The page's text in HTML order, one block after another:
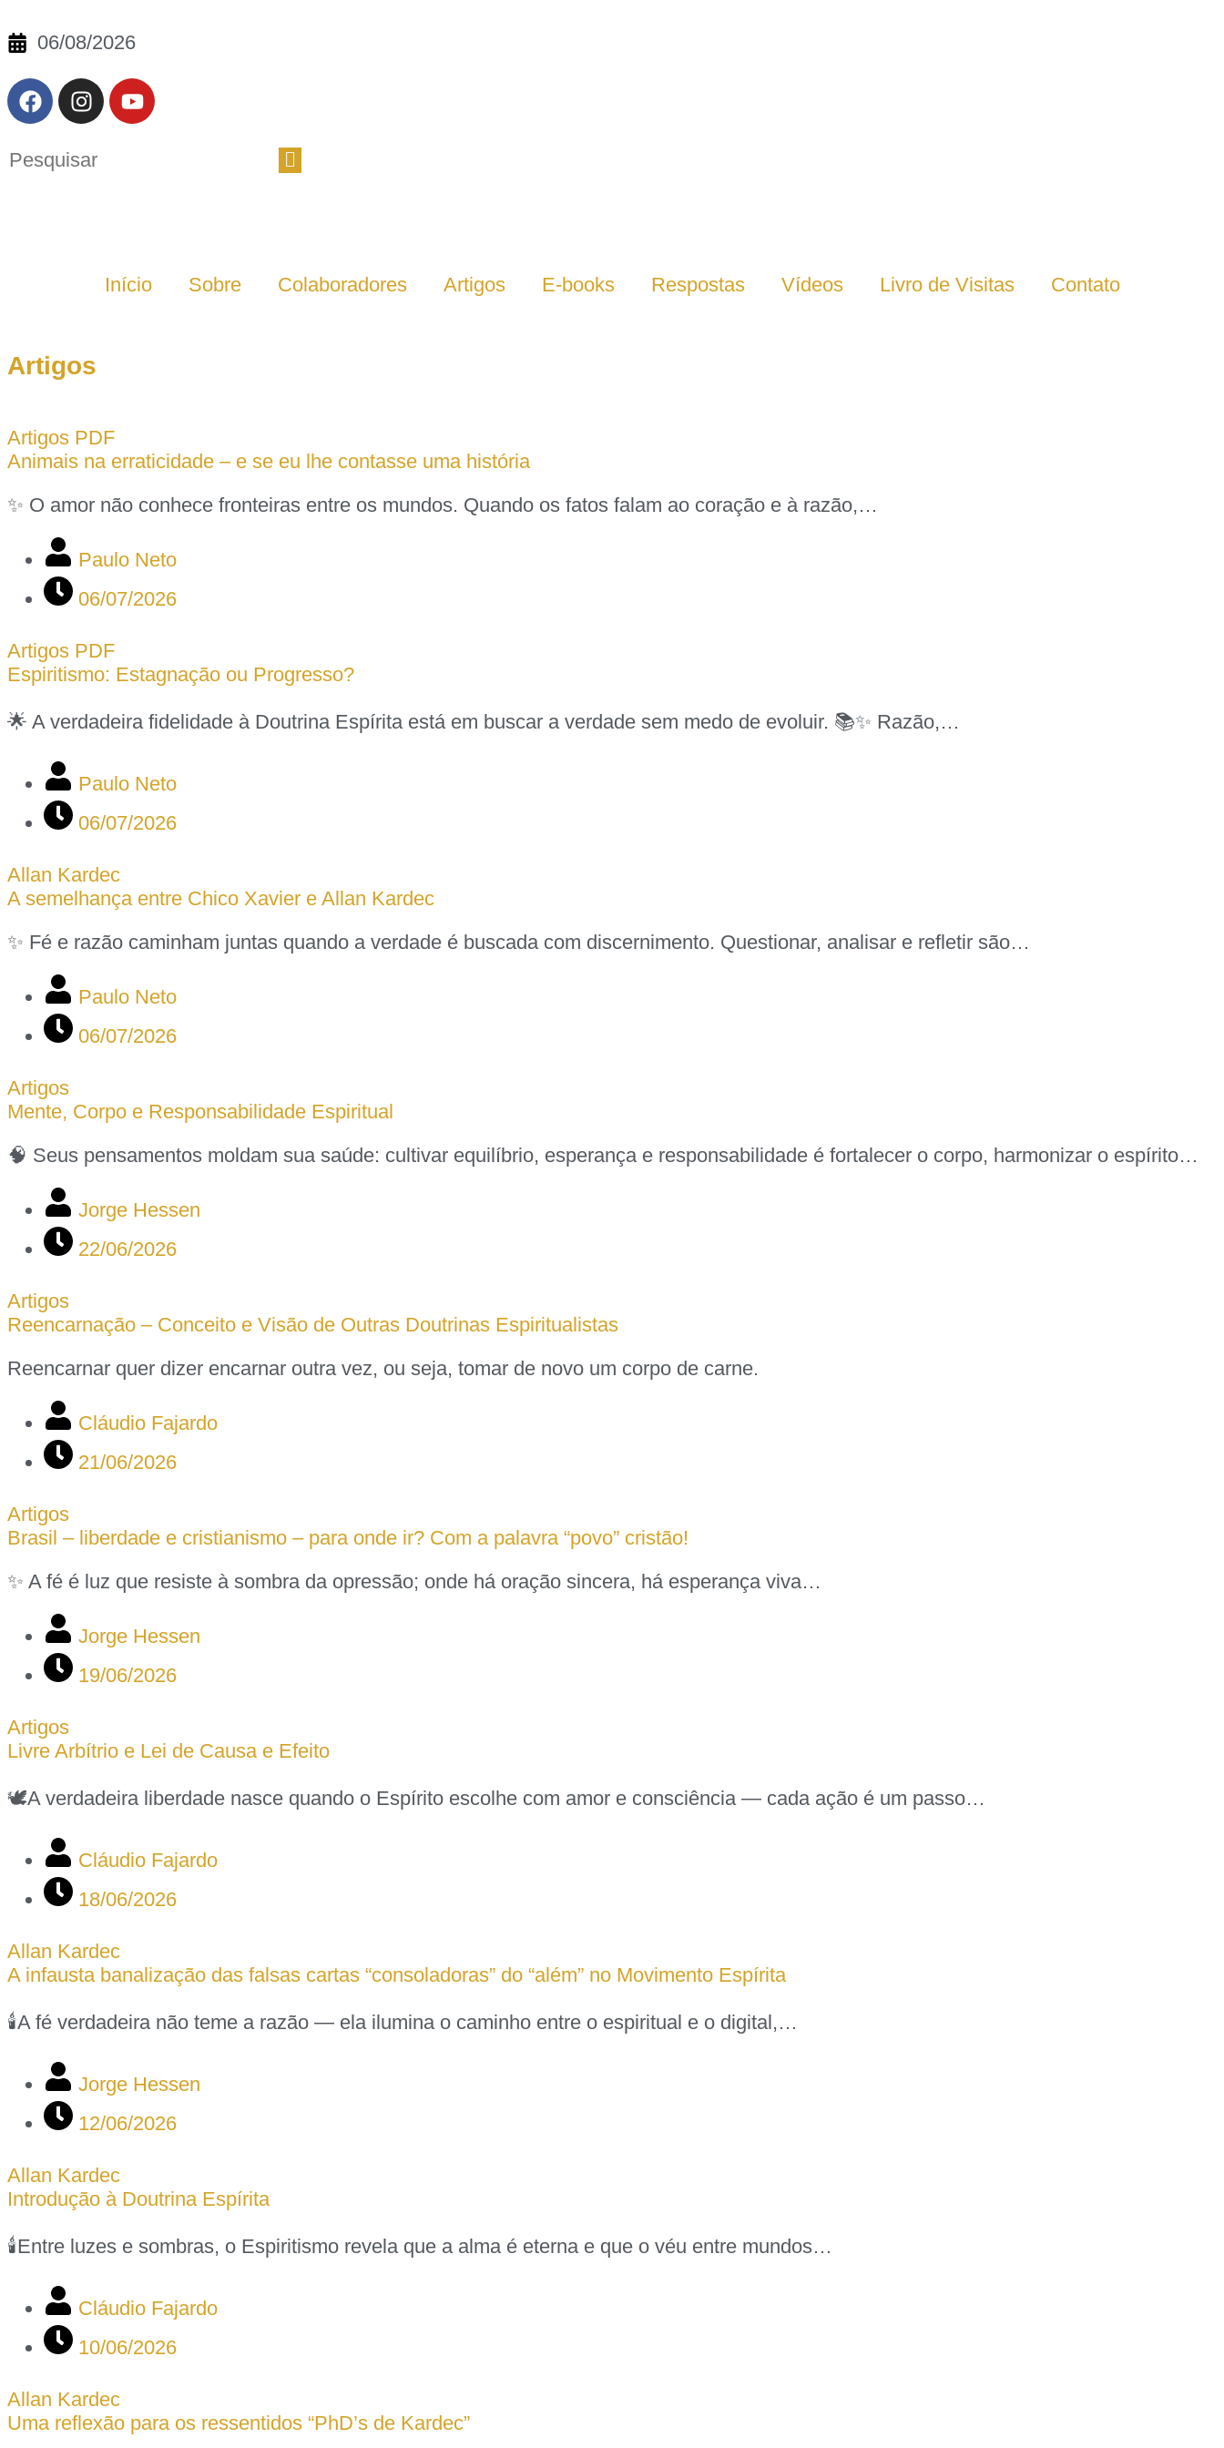
06/08/2026
Início Sobre Colaboradores Artigos E-books Respostas Vídeos Livro de Visitas Contato
Artigos
Artigos PDF
Animais na erraticidade – e se eu lhe contasse uma história
✨ O amor não conhece fronteiras entre os mundos. Quando os fatos falam ao coração e à razão,…
Paulo Neto
06/07/2026
Artigos PDF
Espiritismo: Estagnação ou Progresso?
🌟 A verdadeira fidelidade à Doutrina Espírita está em buscar a verdade sem medo de evoluir. 📚✨ Razão,…
Paulo Neto
06/07/2026
Allan Kardec
A semelhança entre Chico Xavier e Allan Kardec
✨ Fé e razão caminham juntas quando a verdade é buscada com discernimento. Questionar, analisar e refletir são…
Paulo Neto
06/07/2026
Artigos
Mente, Corpo e Responsabilidade Espiritual
🧠 Seus pensamentos moldam sua saúde: cultivar equilíbrio, esperança e responsabilidade é fortalecer o corpo, harmonizar o espírito…
Jorge Hessen
22/06/2026
Artigos
Reencarnação – Conceito e Visão de Outras Doutrinas Espiritualistas
Reencarnar quer dizer encarnar outra vez, ou seja, tomar de novo um corpo de carne.
Cláudio Fajardo
21/06/2026
Artigos
Brasil – liberdade e cristianismo – para onde ir? Com a palavra “povo” cristão!
✨ A fé é luz que resiste à sombra da opressão; onde há oração sincera, há esperança viva…
Jorge Hessen
19/06/2026
Artigos
Livre Arbítrio e Lei de Causa e Efeito
🕊️A verdadeira liberdade nasce quando o Espírito escolhe com amor e consciência — cada ação é um passo…
Cláudio Fajardo
18/06/2026
Allan Kardec
A infausta banalização das falsas cartas “consoladoras” do “além” no Movimento Espírita
🕯️A fé verdadeira não teme a razão — ela ilumina o caminho entre o espiritual e o digital,…
Jorge Hessen
12/06/2026
Allan Kardec
Introdução à Doutrina Espírita
🕯️Entre luzes e sombras, o Espiritismo revela que a alma é eterna e que o véu entre mundos…
Cláudio Fajardo
10/06/2026
Allan Kardec
Uma reflexão para os ressentidos “PhD’s de Kardec”